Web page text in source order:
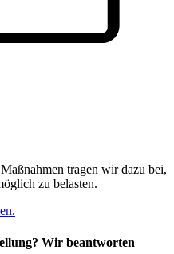
tragen wir dazu bei,
zu belasten.
Wir beantworten